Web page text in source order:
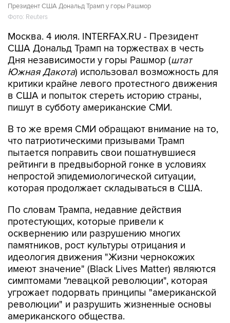
Президент США Дональд Трамп у горы Рашмор
Фото: Reuters
Москва. 4 июля. INTERFAX.RU - Президент
США Дональд Трамп на торжествах в честь
Дня независимости у горы Рашмор (штат
Южная Дакота) использовал возможность для
критики крайне левого протестного движения
в США и попыток стереть историю страны,
пишут в субботу американские СМИ.
В то же время СМИ обращают внимание на то,
что патриотическими призывами Трамп
пытается поправить свои пошатнувшиеся
рейтинги в предвыборной гонке в условиях
непростой эпидемиологической ситуации,
которая продолжает складываться в США.
По словам Трампа, недавние действия
протестующих, которые привели к
осквернению или разрушению многих
памятников, рост культуры отрицания и
идеология движения "Жизни чернокожих
имеют значение" (Black Lives Matter) являются
симптомами "левацкой революции", которая
угрожает подорвать принципы "американской
революции" и разрушить жизненные основы
американского общества.